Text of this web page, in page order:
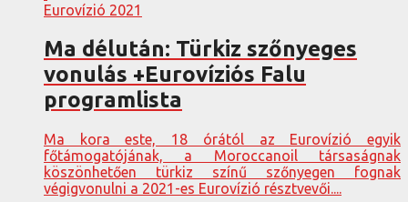
Eurovízió 2021
Ma délután: Türkiz szőnyeges
vonulás +Eurovíziós Falu
programlista
Ma kora este, 18 órától az Eurovízió egyik
főtámogatójának, a Moroccanoil társaságnak
köszönhetően türkiz színű szőnyegen fognak
végigvonulni a 2021-es Eurovízió résztvevői....